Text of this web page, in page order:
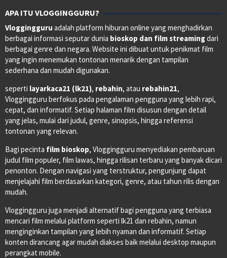
APA ITU VLOGGINGGURU?
Vloggingguru adalah platform hiburan online yang menghadirkan
berbagai informasi seputar dunia bioskop dan film streamingdari
berbagai genre dan negara. Website ini dibuat untuk penikmat film
yang ingin menemukan tontonan menarik dengan tampilan
sederhana dan mudah digunakan.
seperti layarkaca21 (lk21), rebahin, atau rebahin21,
Vloggingguru berfokus pada pengalaman pengguna yang lebih rapi,
cepat, dan informatif. Setiap halaman film disusun dengan detail
yang jelas, mulai dari judul, genre, sinopsis, hingga referensi
tontonan yang relevan.
Bagi pecinta film bioskop, Vloggingguru menyediakan pembaruan
judul film populer, film lawas, hingga rilisan terbaru yang banyak dicari
penonton. Dengan navigasi yang terstruktur, pengunjung dapat
menjelajahi film berdasarkan kategori, genre, atau tahun rilis dengan
mudah.
Vloggingguru juga menjadi alternatif bagi pengguna yang terbiasa
mencari film melalui platform seperti lk21 dan rebahin, namun
menginginkan tampilan yang lebih nyaman dan informatif. Setiap
konten dirancang agar mudah diakses baik melalui desktop maupun
perangkat mobile.